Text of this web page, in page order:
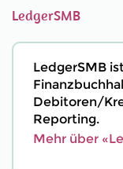
LedgerSMB
LedgerSMB
Debitoren/
Reporting.
Mehr über